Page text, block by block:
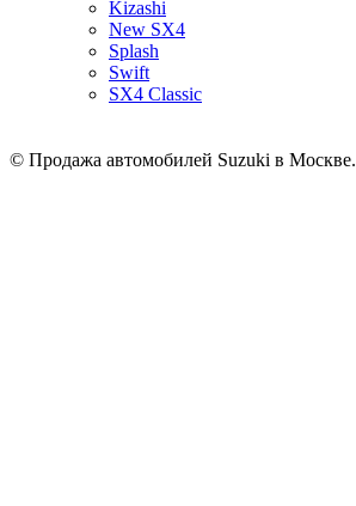
Kizashi
New SX4
Splash
Swift
SX4 Classic
© Продажа автомобилей Suzuki в Москве.